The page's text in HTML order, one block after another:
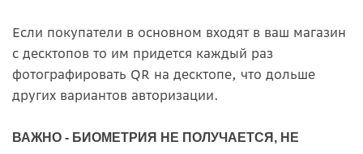
Если покупатели в основном входят в ваш магазин
с десктопов то им придется каждый раз
фотографировать QR на десктопе, что дольше
других вариантов авторизации.
ВАЖНО - БИОМЕТРИЯ НЕ ПОЛУЧАЕТСЯ, НЕ